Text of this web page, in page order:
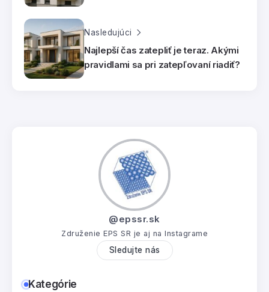
Nasledujúci
Najlepší čas zatepliť je teraz. Akými
pravidlami sa pri zatepľovaní riadiť?
@epssr.sk
Združenie EPS SR je aj na Instagrame
Sledujte nás
Kategórie